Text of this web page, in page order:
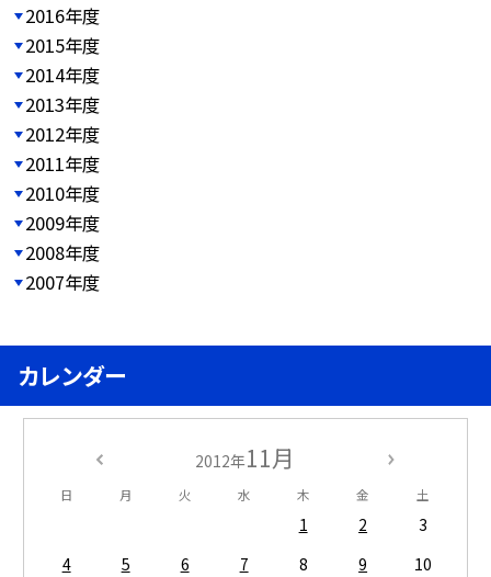
2016年度
2015年度
2014年度
2013年度
2012年度
2011年度
2010年度
2009年度
2008年度
2007年度
カレンダー
2012年11月
日 月 火 水 木 金 土
1 2
3
4
5 6 7 8 9
10